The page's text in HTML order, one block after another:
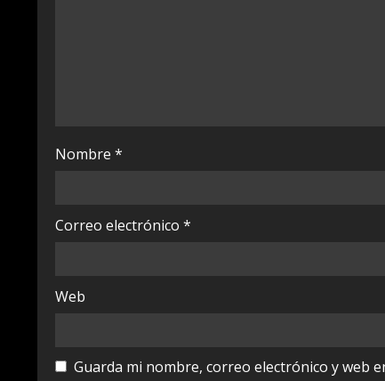
n
Nombre *
Correo electrónico *
Web
Guarda mi nombre, correo electrónico y web